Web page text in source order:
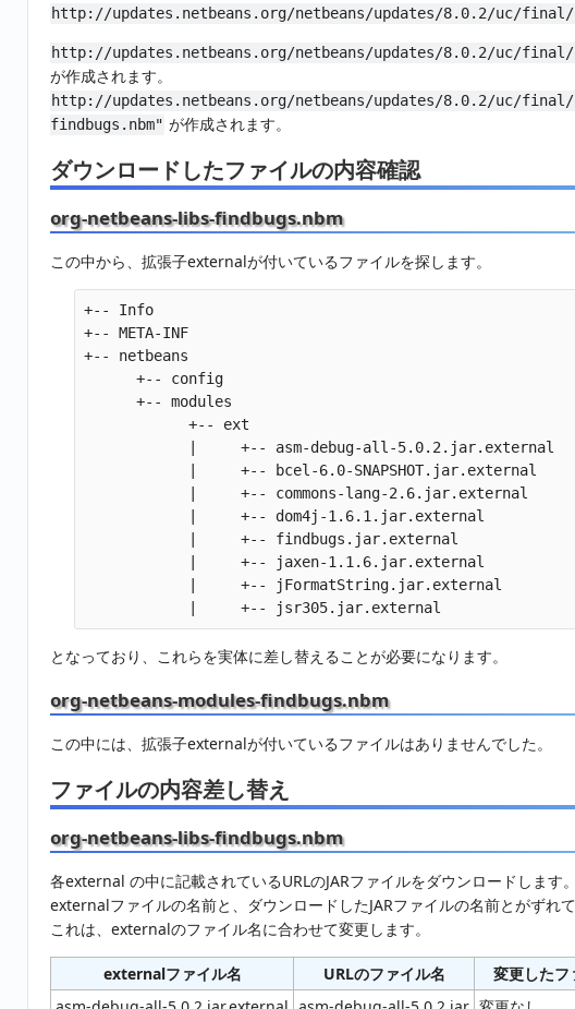
http://updates.netbeans.org/netbeans/updates/8.0.2/uc/
http://updates.netbeans.org/netbeans/updates/8.0.2/uc/
が作成されます。
http://updates.netbeans.org/netbeans/updates/8.0.2/uc/
findbugs.nbm" が作成されます。
ダウンロードしたファイルの内容確認
org-netbeans-libs-findbugs.nbm
この中から、拡張子externalが付いているファイルを探します。
+-- Info
+-- META-INF
+-- netbeans
      +-- config
      +-- modules
            +-- ext
            |     +-- asm-debug-all-5.0.2.jar.external
            |     +-- bcel-6.0-SNAPSHOT.jar.external
            |     +-- commons-lang-2.6.jar.external
            |     +-- dom4j-1.6.1.jar.external
            |     +-- findbugs.jar.external
            |     +-- jaxen-1.1.6.jar.external
            |     +-- jFormatString.jar.external
となっており、これらを実体に差し替えることが必要になります。
org-netbeans-modules-findbugs.nbm
この中には、拡張子externalが付いているファイルはありませんでした。
ファイルの内容差し替え
org-netbeans-libs-findbugs.nbm
各external の中に記載されているURLのJARファイルをダウンロードします。
externalファイルの名前と、ダウンロードしたJARファイルの名前とがずれ
これは、externalのファイル名に合わせて変更します。
externalファイル名 URLのファイル名
変更したフ